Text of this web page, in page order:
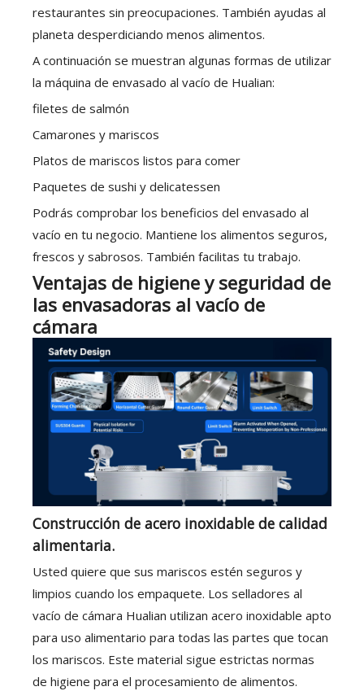
restaurantes sin preocupaciones. También ayudas al
planeta desperdiciando menos alimentos.
A continuación se muestran algunas formas de utilizar
la máquina de envasado al vacío de Hualian:
filetes de salmón
Camarones y mariscos
Platos de mariscos listos para comer
Paquetes de sushi y delicatessen
Podrás comprobar los beneficios del envasado al
vacío en tu negocio. Mantiene los alimentos seguros,
frescos y sabrosos. También facilitas tu trabajo.
Ventajas de higiene y seguridad de
las envasadoras al vacío de
cámara
Construcción de acero inoxidable de calidad
alimentaria.
Usted quiere que sus mariscos estén seguros y
limpios cuando los empaquete. Los selladores al
vacío de cámara Hualian utilizan acero inoxidable apto
para uso alimentario para todas las partes que tocan
los mariscos. Este material sigue estrictas normas
de higiene para el procesamiento de alimentos.